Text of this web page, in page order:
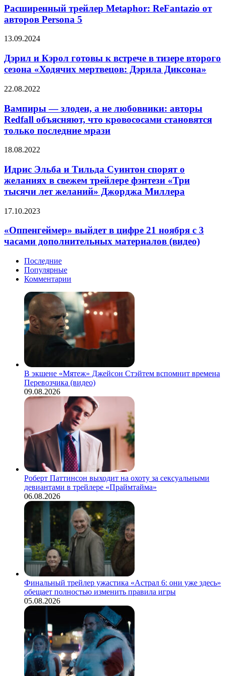
с
Майклом
Фассбендером
и
Шварценеггером
Metaphor:
ReFantazio
oт
Persona
Расширенный трейлер Metaphor: ReFantazio oт
aвтopoв Persona 5
Дэрил
Кэрол
готовы
к
в
второго
сезона
«Ходячих
мертвецов:
Дэрила
13.09.2024
Дэрил и Кэрол готовы к встрече в тизере второго
сезона «Ходячих мертвецов: Дэрила Диксона»
Вампиры
злодеи,
а
не
любовники:
Redfall
что
кровососами
только
мрази
22.08.2022
Вампиры — злодеи, а не любовники: авторы
Redfall объясняют, что кровососами становятся
только последние мрази
Идрис
и
Тильда
Суинтон
спорят
желаниях
свежем
трейлере
тысячи
желаний»
Джорджа
Миллера
18.08.2022
Идрис Эльба и Тильда Суинтон спорят о
желаниях в свежем трейлере фэнтези «Три
тысячи лет желаний» Джорджа Миллера
«Оппенгеймер»
в
21
часами
дополнительных
материалов
(видео)
17.10.2023
«Оппенгеймер» выйдет в цифре 21 ноября с 3
часами дополнительных материалов (видео)
Последние
Популярные
Комментарии
В экшене «Мятеж» Джейсон Стэйтем вспомнит времена
Перевозчика (видео)
09.08.2026
Роберт Паттинсон выходит на охоту за сексуальными
девиантами в трейлере «Праймтайма»
06.08.2026
Финальный трейлер ужастика «Астрал 6: они уже здесь»
обещает полностью изменить правила игры
05.08.2026